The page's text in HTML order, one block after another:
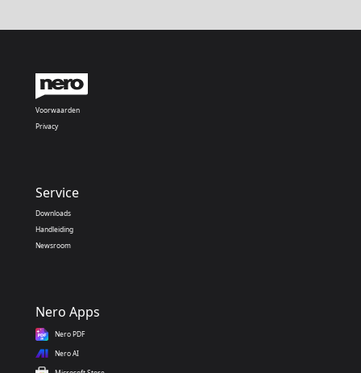
Voorwaarden
Privacy
Service
Downloads
Handleiding
Newsroom
Nero Apps
Nero PDF
Nero AI